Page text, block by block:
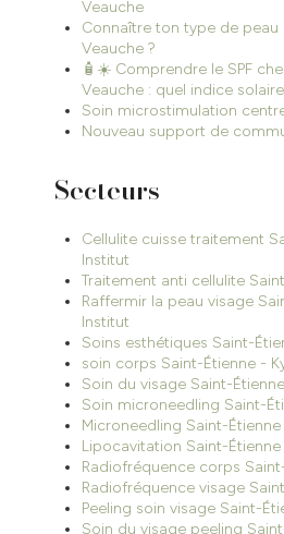
Veauche
Connaître ton type de
Veauche ?
🧴☀️ Comprendre le SPF
Veauche : quel indice
Soin microstimulation
Nouveau support de
Secteurs
Cellulite cuisse traitement
Institut
Traitement anti cellulite
Raffermir la peau visage
Institut
Soins esthétiques Saint-
soin corps Saint-Étienne -
Soin du visage Saint-
Soin microneedling Saint-
Microneedling Saint-
Lipocavitation Saint-
Radiofréquence corps
Radiofréquence visage
Peeling soin visage Saint-
Soin du visage peeling